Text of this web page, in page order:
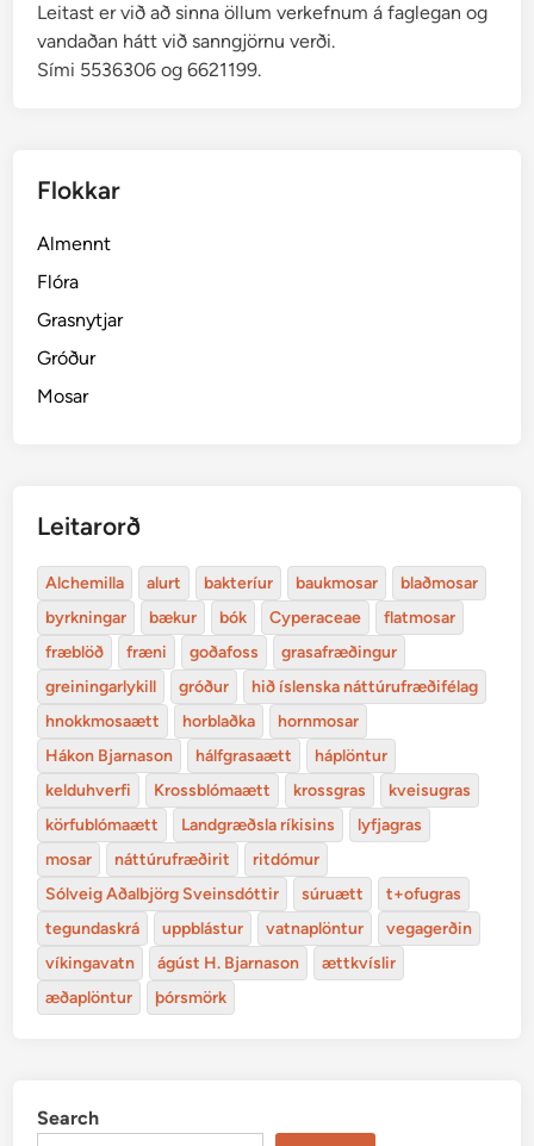
Leitast er við að sinna öllum verkefnum á faglegan og
vandaðan hátt við sanngjörnu verði.
Sími 5536306 og 6621199.
Flokkar
Almennt
Flóra
Grasnytjar
Gróður
Mosar
Leitarorð
Alchemilla alurt bakteríur baukmosar
blaðmosar
byrkningar
bækur bók Cyperaceae
flatmosar
fræblöð
fræni goðafoss
grasafræðingur
greiningarlykill
gróður
hið íslenska náttúrufræðifélag
hnokkmosaætt
horblaðka
hornmosar
Hákon Bjarnason
hálfgrasaætt
háplöntur
kelduhverfi
Krossblómaætt krossgras
kveisugras
körfublómaætt
Landgræðsla ríkisins
lyfjagras
mosar
náttúrufræðirit
ritdómur
Sólveig Aðalbjörg Sveinsdóttir
súruætt
t+ofugras
tegundaskrá
uppblástur vatnaplöntur
vegagerðin
víkingavatn
ágúst H. Bjarnason
ættkvíslir
æðaplöntur
þórsmörk
Search